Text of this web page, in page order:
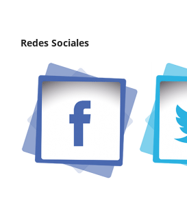
Redes Sociales